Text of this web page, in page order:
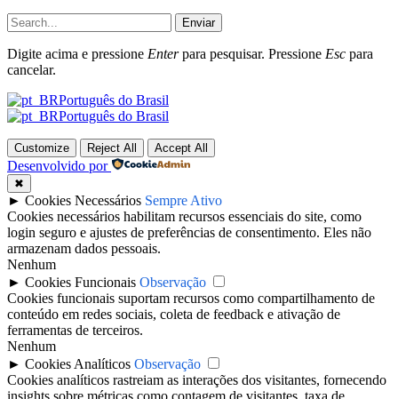
Enviar
Digite acima e pressione Enterpara pesquisar. Pressione Esc para
cancelar.
Português do Brasil
Português do Brasil
Customize Reject All Accept All
Desenvolvido por
✖
► Cookies Necessários Sempre Ativo
Cookies necessários habilitam recursos essenciais do site, como
login seguro e ajustes de preferências de consentimento. Eles não
armazenam dados pessoais.
Nenhum
► Cookies Funcionais Observação
Cookies funcionais suportam recursos como compartilhamento de
conteúdo em redes sociais, coleta de feedback e ativação de
ferramentas de terceiros.
Nenhum
► Cookies Analíticos Observação
Cookies analíticos rastreiam as interações dos visitantes, fornecendo